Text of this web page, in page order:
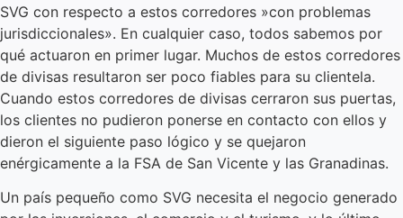
SVG con respecto a estos corredores »con problemas
jurisdiccionales». En cualquier caso, todos sabemos por
qué actuaron en primer lugar. Muchos de estos corredores
de divisas resultaron ser poco fiables para su clientela.
Cuando estos corredores de divisas cerraron sus puertas,
los clientes no pudieron ponerse en contacto con ellos y
dieron el siguiente paso lógico y se quejaron
enérgicamente a la FSA de San Vicente y las Granadinas.
Un país pequeño como SVG necesita el negocio generado